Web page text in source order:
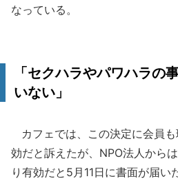
なっている。
「セクハラやパワハラの
いない」
カフェでは、この決定に会員
効だと訴えたが、NPO法人から
り有効だと5月11日に書面が届い